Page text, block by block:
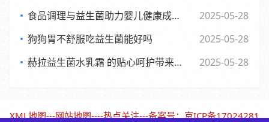
食品调理与益生菌助力婴儿健康成长的全新探索
2025-05-28
狗狗胃不舒服吃益生菌能好吗
2025-05-28
赫拉益生菌水乳霜 的贴心呵护带来焕新美肌体验
2025-05-28
XML地图---网站地图----热点关注---备案号：京ICP备17024281